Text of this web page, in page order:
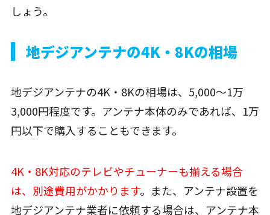
しょう。
地デジアンテナの4K・8Kの相場
地デジアンテナの4K・8Kの相場は、5,000〜1万
3,000円程度です。アンテナ本体のみであれば、1万
円以下で購入することもできます。
4K・8K対応のテレビやチューナーも揃える場合
は、別途費用がかかります。また、アンテナ設置を
地デジアンテナ業者に依頼する場合は、アンテナ本